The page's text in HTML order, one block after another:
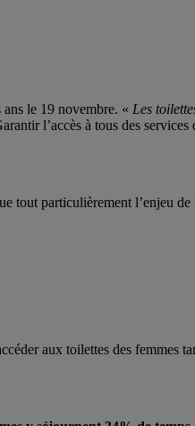
le 19 novembre. « Les
l’accès à tous des
tout particulièrement l’enjeu
aux toilettes des femmes